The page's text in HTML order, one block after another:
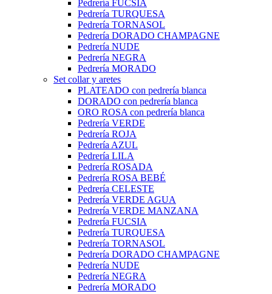
Pedrería FUCSIA
Pedrería TURQUESA
Pedrería TORNASOL
Pedrería DORADO CHAMPAGNE
Pedrería NUDE
Pedrería NEGRA
Pedrería MORADO
Set collar y aretes
PLATEADO con pedrería blanca
DORADO con pedrería blanca
ORO ROSA con pedrería blanca
Pedrería VERDE
Pedrería ROJA
Pedrería AZUL
Pedrería LILA
Pedrería ROSADA
Pedrería ROSA BEBÉ
Pedrería CELESTE
Pedrería VERDE AGUA
Pedrería VERDE MANZANA
Pedrería FUCSIA
Pedrería TURQUESA
Pedrería TORNASOL
Pedrería DORADO CHAMPAGNE
Pedrería NUDE
Pedrería NEGRA
Pedrería MORADO